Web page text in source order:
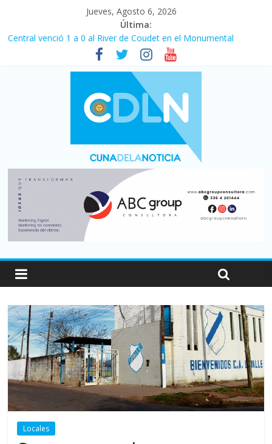
Jueves, Agosto 6, 2026
Última:
Central venció 1 a 0 al River de Coudet en el Monumental
La morosidad alcanzó su nivel más alto en dos décadas y ya
afecta a 400 mil deudores en Santa Fe
Desde que asumió Milei cerraron 41.000 kioscos: el sector
denuncia crisis como en 2001
Vacaciones de invierno con más movimiento y consumo
turístico: 4,6 millones de personas viajaron por el país, un 5,9%
Fuerte caída de la venta de autos usados en julio: bajó un 12,6%
Locales